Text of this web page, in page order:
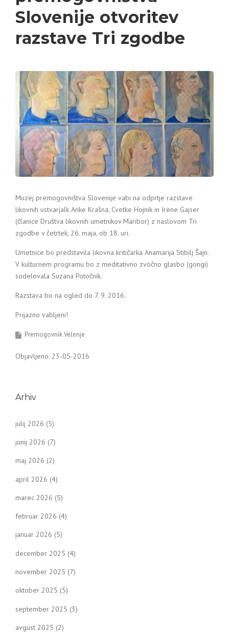
Slovenije otvoritev
razstave Tri zgodbe
Muzej premogovništva Slovenije vabi na odprtje razstave
likovnih ustvarjalk Anke Krašna, Cvetke Hojnik in Irene Gajser
(članice Društva likovnih umetnikov Maribor) z naslovom Tri
zgodbe v četrtek, 26. maja, ob 18. uri.
Umetnice bo predstavila likovna kritičarka Anamarija Stibilj Šajn.
V kulturnem programu bo z meditativno zvočno glasbo (gongi)
sodelovala Suzana Potočnik.
Razstava bo na ogled do 7. 9. 2016.
Prijazno vabljeni!
Premogovnik Velenje
Objavljeno: 23-05-2016
Arhiv
julij 2026 (5)
junij 2026 (7)
maj 2026 (2)
april 2026 (4)
marec 2026 (5)
februar 2026 (4)
januar 2026 (5)
december 2025 (4)
november 2025 (7)
oktober 2025 (5)
september 2025 (3)
avgust 2025 (2)